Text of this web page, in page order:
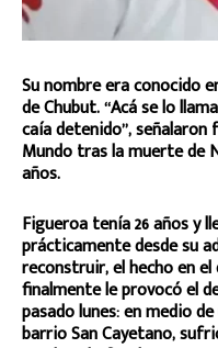
Su nombre era conocido
de Chubut. “Acá se lo
caía detenido”,
Mundo tras la muerte de
años.
Figueroa tenía 26 años y
prácticamente desde su
reconstruir, el hecho en
finalmente le provocó el
pasado lunes: en medio
barrio San Cayetano,